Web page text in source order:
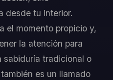
desde tu interior.
el momento propicio y,
la atención para
sabiduría tradicional o
es un llamado